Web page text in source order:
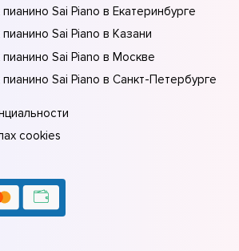
Sai Piano в Екатеринбурге
Sai Piano в Казани
Sai Piano в Москве
Sai Piano в Санкт-Петербурге
cookies